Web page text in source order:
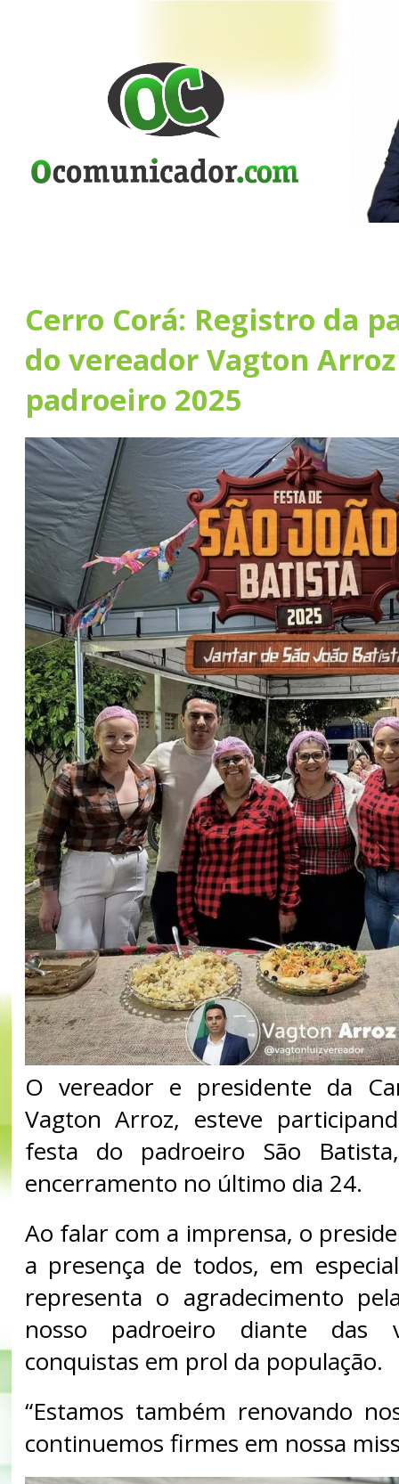
Cerro Corá: Registro da
do vereador Vagton
padroeiro 2025
O vereador e presidente da
Vagton Arroz, esteve
festa do padroeiro São
encerramento no último dia 24.
Ao falar com a imprensa, o
a presença de todos, em
representa o agradecimento
nosso padroeiro diante das
conquistas em prol da população.
“Estamos também renovando
continuemos firmes em nossa